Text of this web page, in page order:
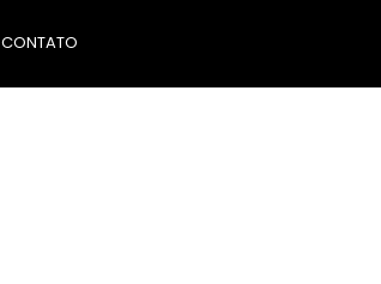
CONTATO